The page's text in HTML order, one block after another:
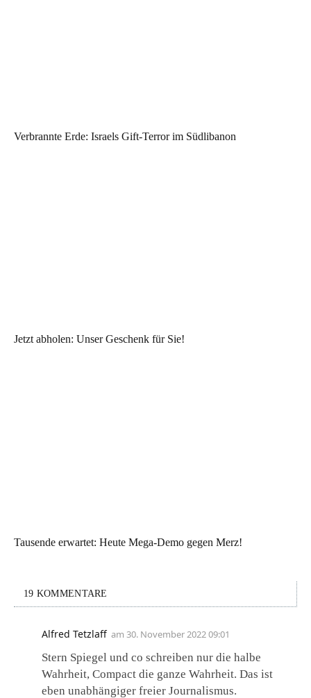
Verbrannte Erde: Israels Gift-Terror im Südlibanon
Jetzt abholen: Unser Geschenk für Sie!
Tausende erwartet: Heute Mega-Demo gegen Merz!
19 KOMMENTARE
Alfred Tetzlaff am 30. November 2022 09:01
Stern Spiegel und co schreiben nur die halbe
Wahrheit, Compact die ganze Wahrheit. Das ist
eben unabhängiger freier Journalismus.